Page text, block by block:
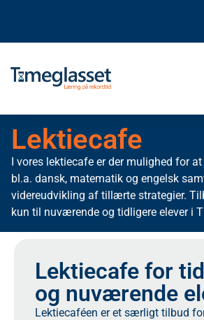
Lektiecafe
I vores lektiecafe er der mulighed for
bl.a. dansk, matematik og engelsk
videreudvikling af tillærte strategier.
kun til nuværende og tidligere elever i
Lektiecafe for
og nuværende
Lektiecaféen er et særligt tilbud